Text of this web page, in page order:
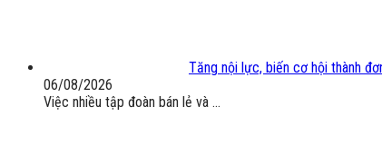
Tăng nội lực, biến cơ hội thành
06/08/2026
Việc nhiều tập đoàn bán lẻ và ...